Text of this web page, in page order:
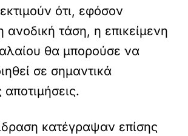
ότι, εφόσον
ανοδική τάση, η επικείμενη
θα μπορούσε να
σε σημαντικά
κατέγραψαν επίσης